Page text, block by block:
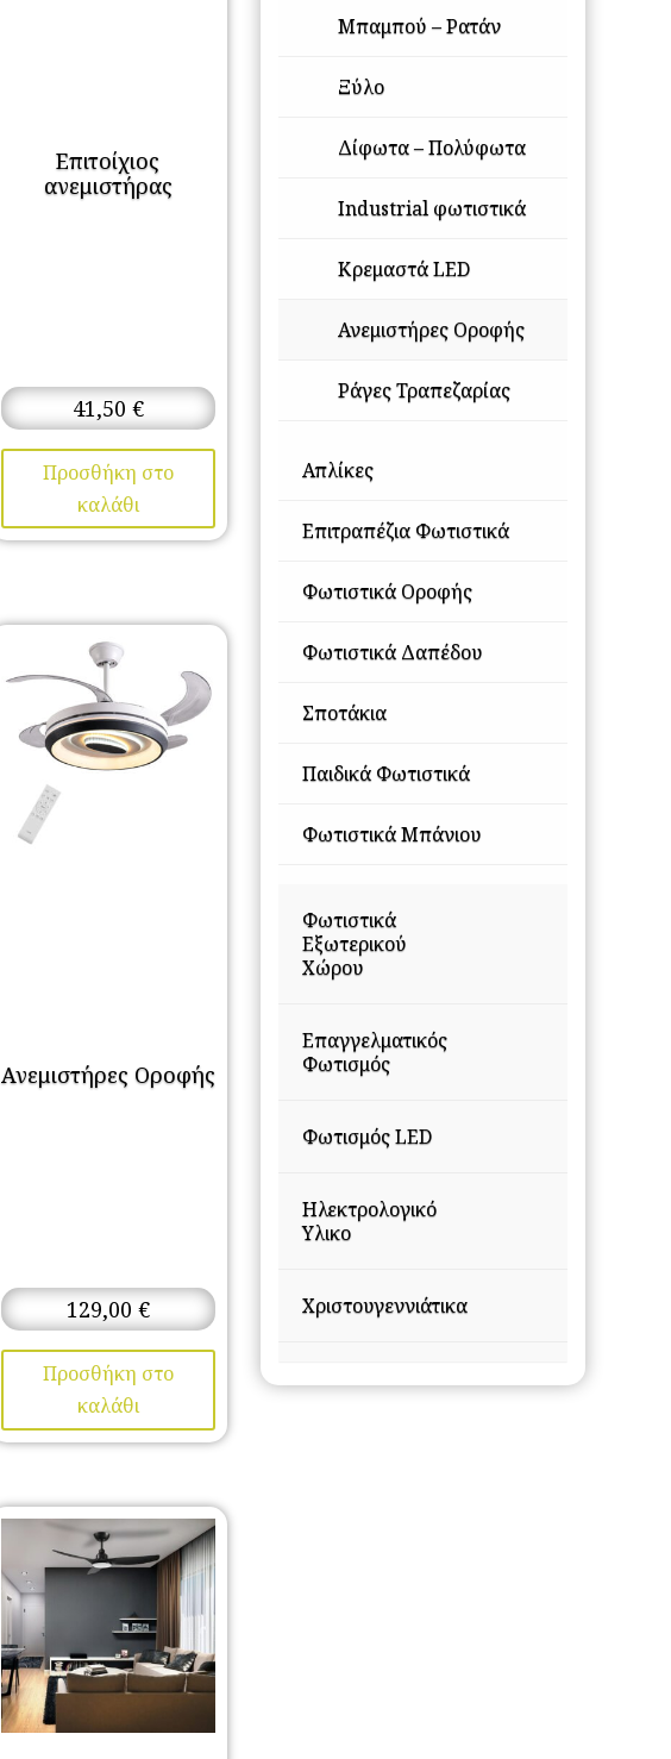
Επιτοίχιος
ανεμιστήρας
41,50 €
Προσθήκη στο
καλάθι
Ανεμιστήρες Οροφής
129,00 €
Προσθήκη στο
καλάθι
Μπαμπού – Ρατάν
Ξύλο
Δίφωτα – Πολύφωτα
Industrial φωτιστικά
Κρεμαστά LED
Ανεμιστήρες Οροφής
Ράγες Τραπεζαρίας
Απλίκες
Επιτραπέζια Φωτιστικά
Φωτιστικά Οροφής
Φωτιστικά Δαπέδου
Σποτάκια
Παιδικά Φωτιστικά
Φωτιστικά Μπάνιου
Φωτιστικά
Εξωτερικού
Χώρου
Επαγγελματικός
Φωτισμός
Φωτισμός LED
Ηλεκτρολογικό
Υλικο
Χριστουγεννιάτικα